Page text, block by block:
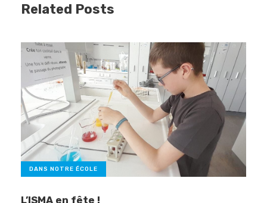
Related Posts
DANS NOTRE ÉCOLE
L’ISMA en fête !